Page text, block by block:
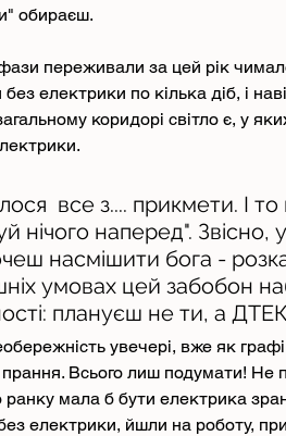
обираєш.
без електрики по кілька діб, і
коридорі світло є, у
нічого наперед". Звісно,
насмішити бога -
умовах цей забобон
плануєш не ти, а
Всього лиш подумати! Не
ранку мала б бути електрика
електрики, йшли на роботу,